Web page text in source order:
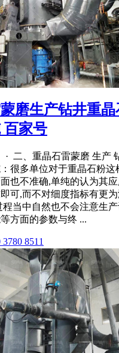
磨生产钻井重
百家号
· 二、重晶石雷蒙磨 生产
很多单位对于重晶石粉这
也不准确,单纯的认为其
可,而不对细度指标有更
程当中自然也不会注意生
方面的参数与终 ...
8511